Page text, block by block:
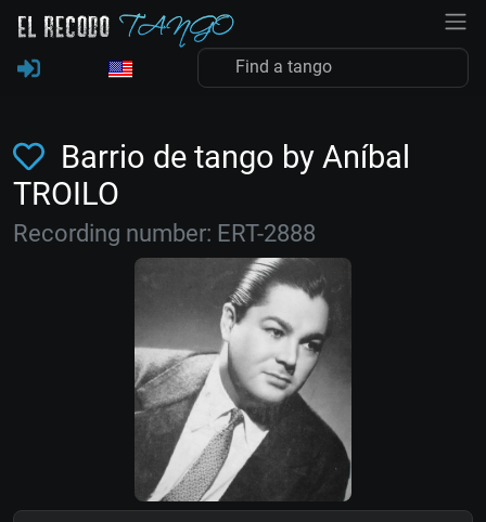
Barrio de tango by Aníbal
TROILO
Recording number: ERT-2888